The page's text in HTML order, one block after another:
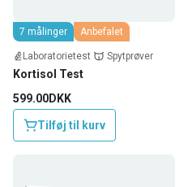
7 målinger Anbefalet
Laboratorietest Spytprøver
Kortisol Test
599.00DKK
Tilføj til kurv